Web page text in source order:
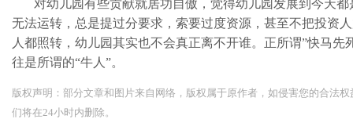
对幼儿园有些贡献就居功自傲，觉得幼儿园发展到今天
无法运转，总是提过分要求，索要过度资源，甚至不把投资
人都照转，幼儿园其实也不会真正离不开谁。正所谓”快马
往是所谓的“牛人”。
版权声明：部分文章和图片来自网络，版权属于原作者，如侵害您的合法
们将在24小时内删除。